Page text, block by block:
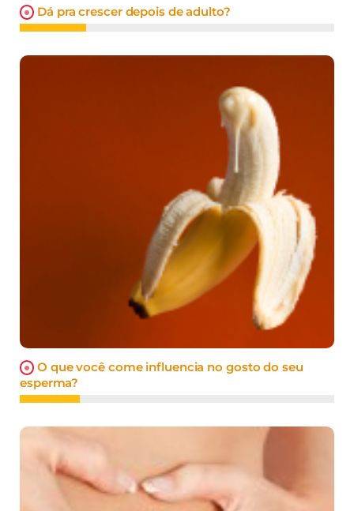
Dá pra crescer depois de adulto?
O que você come influencia no gosto do seu
esperma?